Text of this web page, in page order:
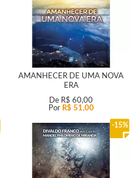
AMANHECER DE UMA NOVA
ERA
De R$ 60,00
Por R$ 51,00
15%